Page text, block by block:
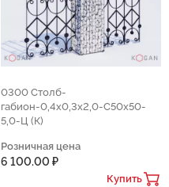
0300 Столб-
габион-0,4х0,3х2,0-С50х50-
5,0-Ц (К)
Розничная цена
6 100.00 ₽
Купить